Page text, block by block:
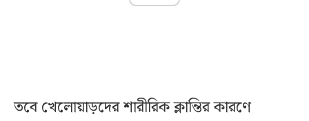
তবে খেলোয়াড়দের শারীরিক ক্লান্তির কারণে